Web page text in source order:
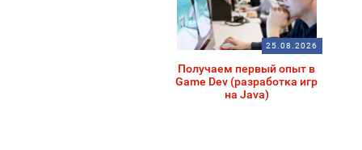
25.08.2026
Получаем первый опыт в
Game Dev (разработка игр
на Java)